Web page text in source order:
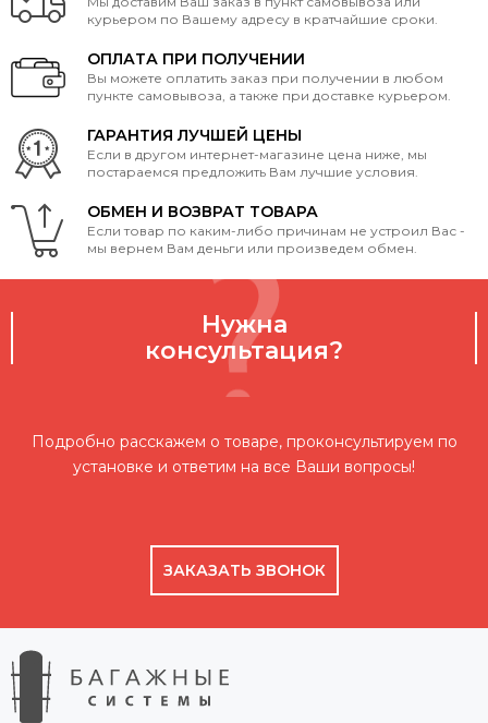
курьером по Вашему адресу в кратчайшие сроки.
ОПЛАТА ПРИ ПОЛУЧЕНИИ
Вы можете оплатить заказ при получении в любом
пункте самовывоза, а также при доставке курьером.
ГАРАНТИЯ ЛУЧШЕЙ ЦЕНЫ
Если в другом интернет-магазине цена ниже, мы
постараемся предложить Вам лучшие условия.
ОБМЕН И ВОЗВРАТ ТОВАРА
Если товар по каким-либо причинам не устроил Вас -
мы вернем Вам деньги или произведем обмен.
Нужна
консультация?
Подробно расскажем о товаре, проконсультируем по
установке и ответим на все Ваши вопросы!
ЗАКАЗАТЬ ЗВОНОК